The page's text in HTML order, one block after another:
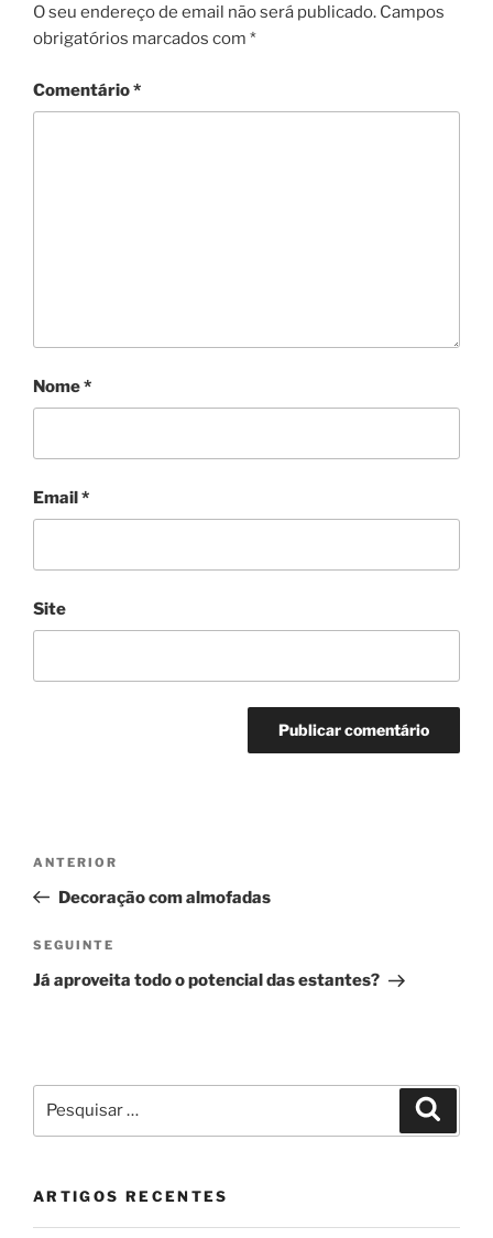
O seu endereço de email não será publicado. Campos
obrigatórios marcados com *
Comentário*
Nome*
Email*
Site
artigos
Conteúdo
anterior
ANTERIOR
Decoração com almofadas
Conteúdo
seguinte
SEGUINTE
Já aproveita todo o potencial das estantes?
por:
ARTIGOS RECENTES